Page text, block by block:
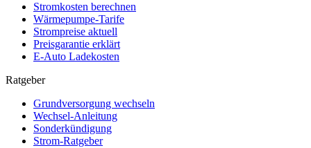
Stromkosten berechnen
Wärmepumpe-Tarife
Strompreise aktuell
Preisgarantie erklärt
E-Auto Ladekosten
Ratgeber
Grundversorgung wechseln
Wechsel-Anleitung
Sonderkündigung
Strom-Ratgeber